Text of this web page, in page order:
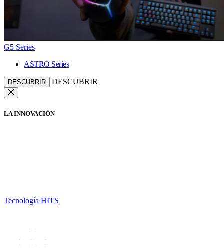
G5 Series
ASTRO Series
DESCUBRIR DESCUBRIR
LA INNOVACIÓN
Tecnología HITS